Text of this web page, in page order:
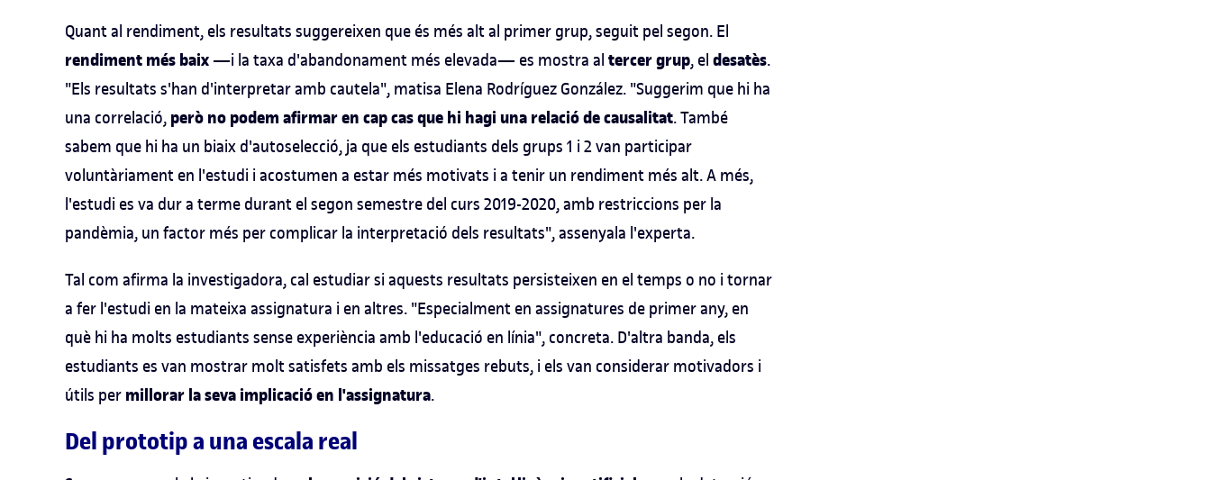
Quant al rendiment, els resultats suggereixen que és més alt al primer grup, seguit pel segon. El
rendiment més baix —i la taxa d'abandonament més elevada— es mostra al tercer grup, el desatès.
"Els resultats s'han d'interpretar amb cautela", matisa Elena Rodríguez González. "Suggerim que hi ha
una correlació, però no podem afirmar en cap cas que hi hagi una relació de causalitat. També
sabem que hi ha un biaix d'autoselecció, ja que els estudiants dels grups 1 i 2 van participar
voluntàriament en l'estudi i acostumen a estar més motivats i a tenir un rendiment més alt. A més,
l'estudi es va dur a terme durant el segon semestre del curs 2019-2020, amb restriccions per la
pandèmia, un factor més per complicar la interpretació dels resultats", assenyala l'experta.
Tal com afirma la investigadora, cal estudiar si aquests resultats persisteixen en el temps o no i tornar
a fer l'estudi en la mateixa assignatura i en altres. "Especialment en assignatures de primer any, en
què hi ha molts estudiants sense experiència amb l'educació en línia", concreta. D'altra banda, els
estudiants es van mostrar molt satisfets amb els missatges rebuts, i els van considerar motivadors i
útils per millorar la seva implicació en l'assignatura.
Del prototip a una escala real